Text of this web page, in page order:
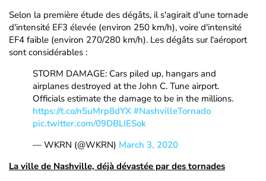
Selon la première étude des dégâts, il s'agirait d'une tornade
d'intensité EF3 élevée (environ 250 km/h), voire d'intensité
EF4 faible (environ 270/280 km/h). Les dégâts sur l'aéroport
sont considérables :
STORM DAMAGE: Cars piled up, hangars and
airplanes destroyed at the John C. Tune airport.
Officials estimate the damage to be in the millions.
https://t.co/n5uMrp8dYX #NashvilleTornado
pic.twitter.com/09DBLIESok
— WKRN (@WKRN) March 3, 2020
La ville de Nashville, déjà dévastée par des tornades